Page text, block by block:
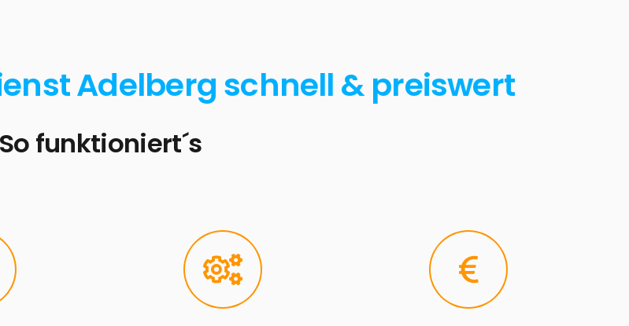
Adelberg schnell & preiswert
So funktioniert´s